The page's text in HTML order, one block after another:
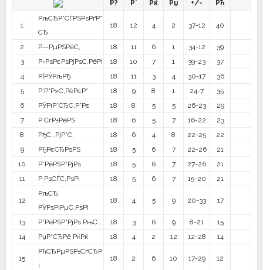
Р? Р’ Рќ Рџ +/- Рћ
1
РљСЂР°СЃРЅРѕРґР°
СЂ
18 12 4 2 37-12 40
2 Р—РµРЅРёС‚ 18 11 6 1 34-12
39
3
Р›РѕРєРѕРјРѕС‚РёРІ 18 10 7 1 39-23
37
4
Р¦РЎРљРђ 18 11 3 4 30-17
36
5
Р‘Р°Р»С‚РёРєР° 18 9 8 1 24-7
35
6
РЎРїР°СЂС‚Р°Рє 18 8 5 5 26-23
29
7
Р СѓР±РёРЅ 18 6 5 7 16-22
23
8
РђС…РјР°С‚ 18 6 4 8 22-25
22
9
РђРєСЂРѕРЅ 18 5 6 7 22-26
21
10
Р”РёРЅР°РјРѕ 18 5 6 7 27-26
21
11
Р РѕСЃС‚РѕРІ 18 5 6 7 15-20 21
12
РљСЂ.
РЎРѕРІРµС‚РѕРІ
18 4 5 9 20-33 17
13 Р”РёРЅР°РјРѕ РњС… 18 3 6 9 8-21
15
14
РџР°СЂРё РќРќ 18 4 2 12 12-28 14
15
РћСЂРµРЅР±СѓСЂР
і
18 2 6 10 17-29 12